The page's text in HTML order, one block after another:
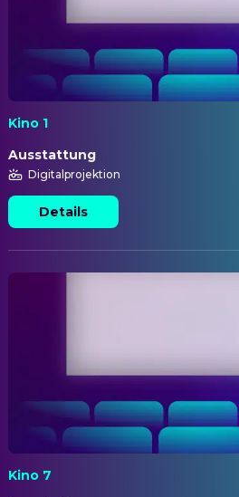
Kino 1
Ausstattung
Digitalprojektion
Details
Kino 7